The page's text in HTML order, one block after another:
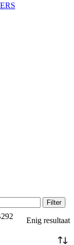
Filter
Enig resultaat